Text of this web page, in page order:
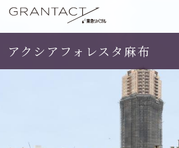
アクシアフォレスタ麻布